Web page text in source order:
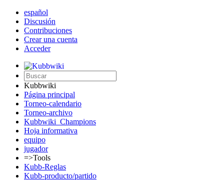
español
Discusión
Contribuciones
Crear una cuenta
Acceder
Kubbwiki
Página principal
Torneo-calendario
Torneo-archivo
Kubbwiki_Champions
Hoja informativa
equipo
jugador
=>Tools
Kubb-Reglas
Kubb-producto/partido